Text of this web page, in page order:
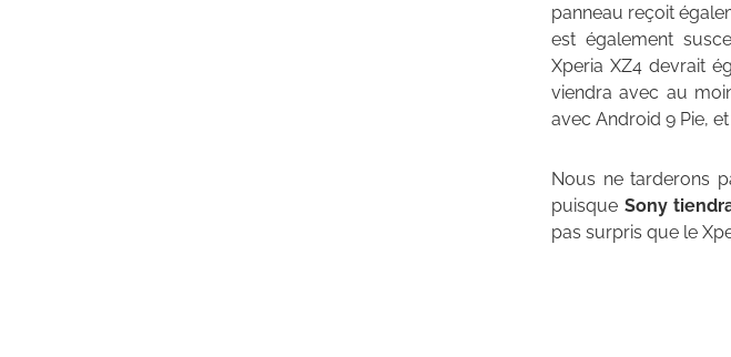
panneau reçoit
est également
Xperia XZ4 devrait
viendra avec au
avec Android 9 Pie,
Nous ne tarderons
puisque Sony
pas surpris que le